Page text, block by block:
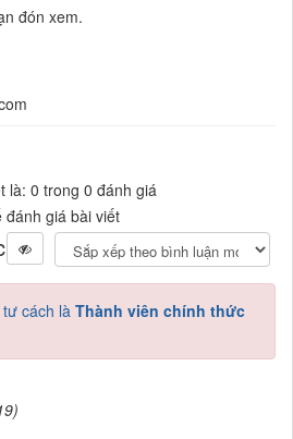
đón xem.
là: 0 trong 0 đánh giá
đánh giá bài viết
cách là Thành viên chính thức